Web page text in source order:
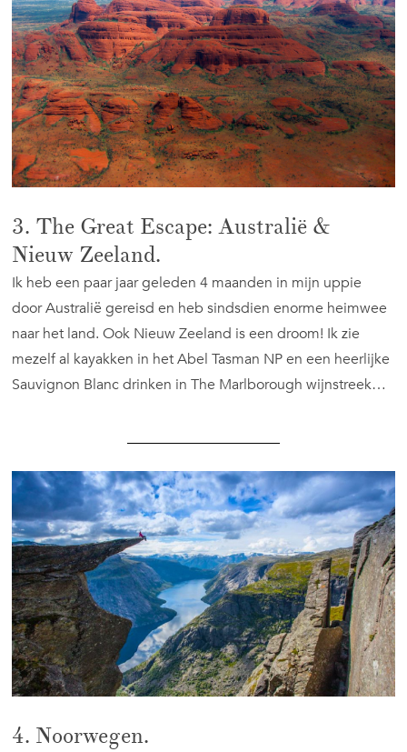
3. The Great Escape: Australië &
Nieuw Zeeland.
Ik heb een paar jaar geleden 4 maanden in mijn uppie
door Australië gereisd en heb sindsdien enorme heimwee
naar het land. Ook Nieuw Zeeland is een droom! Ik zie
mezelf al kayakken in het Abel Tasman NP en een heerlijke
Sauvignon Blanc drinken in The Marlborough wijnstreek…
4. Noorwegen.